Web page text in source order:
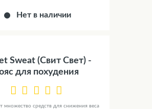
Нет в наличии
Sweat (Свит Свет) -
для похудения
множество средств для снижения веса